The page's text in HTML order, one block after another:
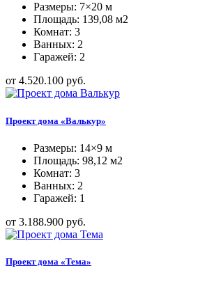
Размеры: 7×20 м
Площадь: 139,08 м2
Комнат: 3
Ванных: 2
Гаражей: 2
от 4.520.100 руб.
Проект дома «Валькур»
Размеры: 14×9 м
Площадь: 98,12 м2
Комнат: 3
Ванных: 2
Гаражей: 1
от 3.188.900 руб.
Проект дома «Тема»